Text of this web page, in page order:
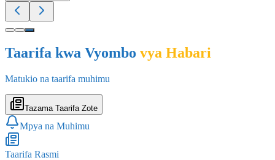
Taarifa kwa Vyombo vya Habari
Matukio na taarifa muhimu
Tazama Taarifa Zote
Mpya na Muhimu
Taarifa Rasmi